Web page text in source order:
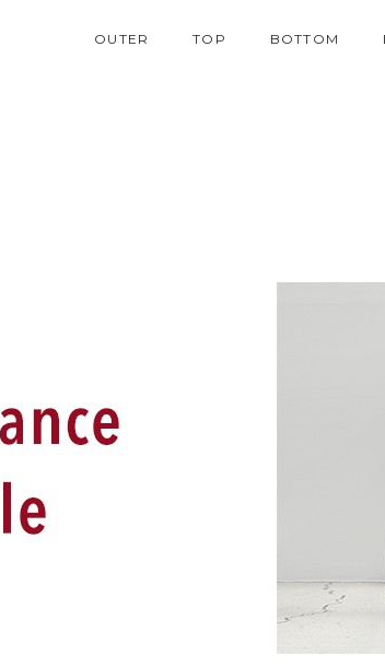
OUTER TOP BOTTOM